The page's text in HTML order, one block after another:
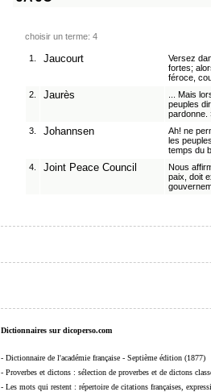
choisir un terme: 4
1. Jaucourt
Versez
fortes;
féroce,
2.
Jaurès
... Mais
peuples
3.
Johannsen
Ah! ne
les
temps du
4.
Joint Peace Council
Nous
paix, doit
Dictionnaires sur dicoperso.com
- Dictionnaire de l'académie française - Septième édition (1877)
- Proverbes et dictons : sélection de proverbes et de dictons
- Les mots qui restent : répertoire de citations françaises,